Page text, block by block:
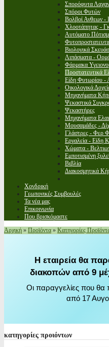
Σπορόφυτα
Σπόροι Φυτών
Βολβοί Ανθεων -
Χλοοτάπητας -
Αυτόματο
Βιολογικά
Λιπάσματα -
Φάρμακα
Προστατευτικά
Είδη Φυτωρίου -
Οικολογικά
Μηχανήματα
Ψεκαστικά
Ψεκαστήρες
Μηχανήματα
Μουσαμάδες -
Γλάστρες - Φερ
Εργαλεία - Είδη
Χώματα -
Εμποτισμένη
Βιβλία
Διακοσμητικά
Χονδρική
Γεωπονικές Συμβουλές
Τα νέα μας
Επικοινωνία
Που βρισκόμαστε
Αρχική » Προϊόντα » Κατηγορίες
Η εταιρεία θα
διακοπών από 9
Οι παραγγελίες που θα
από 17
κατηγορίες προιόντων